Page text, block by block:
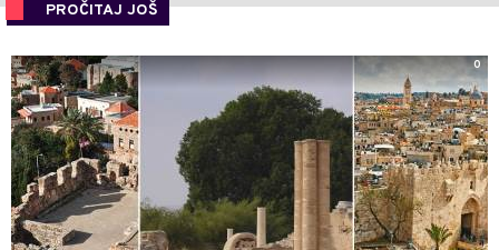
PROČITAJ JOŠ
0